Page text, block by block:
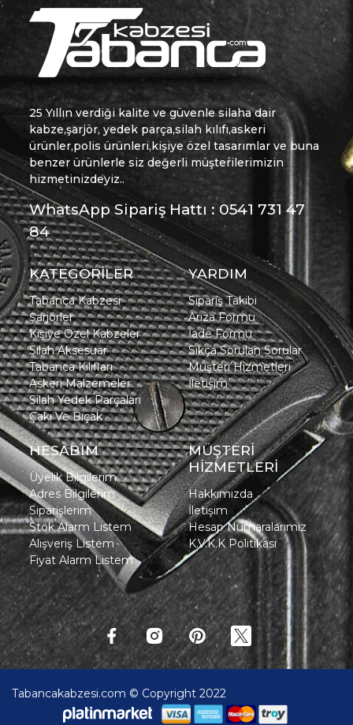
25 Yıllın verdiği kalite ve güvenle silaha dair
kabze,şarjör, yedek parça,silah kılıfı,askeri
ürünler,polis ürünleri,kişiye özel tasarımlar ve buna
benzer ürünlerle siz değerli müşterilerimizin
hizmetinizdeyiz..
WhatsApp Sipariş Hattı : 0541 731 47
84
KATEGORİLER
Tabanca Kabzesi
Şarjörler
Kişiye Özel Kabzeler
Silah Aksesuar
Tabanca Kılıfları
Askeri Malzemeler
Silah Yedek Parçaları
Çakı Ve Bıçak
YARDIM
Sipariş Takibi
Arıza Formu
İade Formu
Sıkça Sorulan Sorular
Müşteri Hizmetleri
İletişim
HESABIM
Üyelik Bilgilerim
Adres Bilgilerim
Siparişlerim
Stok Alarm Listem
Alışveriş Listem
Fiyat Alarm Listem
MÜŞTERİ
HİZMETLERİ
Hakkımızda
İletişim
Hesap Numaralarımız
K.V.K.K Politikası
Tabancakabzesi.com © Copyright 2022